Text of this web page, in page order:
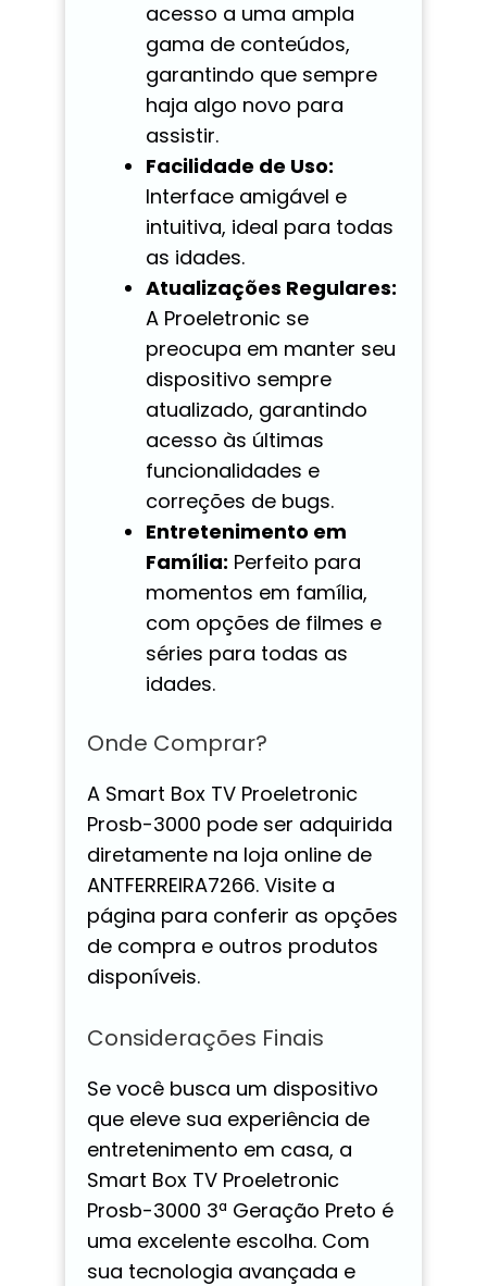
acesso a uma ampla
gama de conteúdos,
garantindo que sempre
haja algo novo para
assistir.
Facilidade de Uso:
Interface amigável e
intuitiva, ideal para todas
as idades.
Atualizações Regulares:
A Proeletronic se
preocupa em manter seu
dispositivo sempre
atualizado, garantindo
acesso às últimas
funcionalidades e
correções de bugs.
Entretenimento em
Família: Perfeito para
momentos em família,
com opções de filmes e
séries para todas as
idades.
Onde Comprar?
A Smart Box TV Proeletronic
Prosb-3000 pode ser adquirida
diretamente na loja online de
ANTFERREIRA7266. Visite a
página para conferir as opções
de compra e outros produtos
disponíveis.
Considerações Finais
Se você busca um dispositivo
que eleve sua experiência de
entretenimento em casa, a
Smart Box TV Proeletronic
Prosb-3000 3ª Geração Preto é
uma excelente escolha. Com
sua tecnologia avançada e